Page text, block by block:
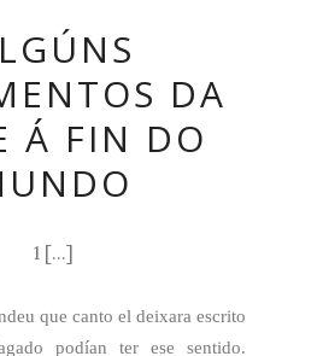
DA
Á FIN DO
1 [...]
que canto el deixara escrito
podían ter ese sentido.